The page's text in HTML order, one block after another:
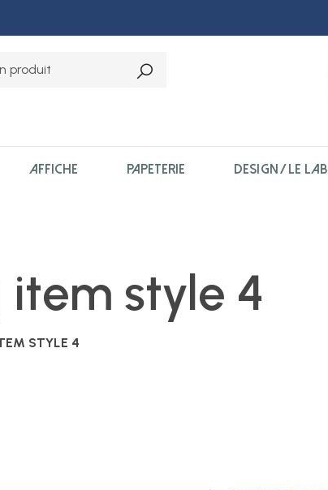
AFFICHE PAPETERIE DESIGN / LE LAB
item style 4
STYLE 4